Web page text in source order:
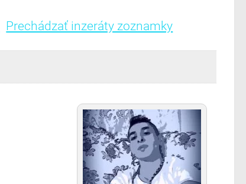
Prechádzať inzeráty zoznamky